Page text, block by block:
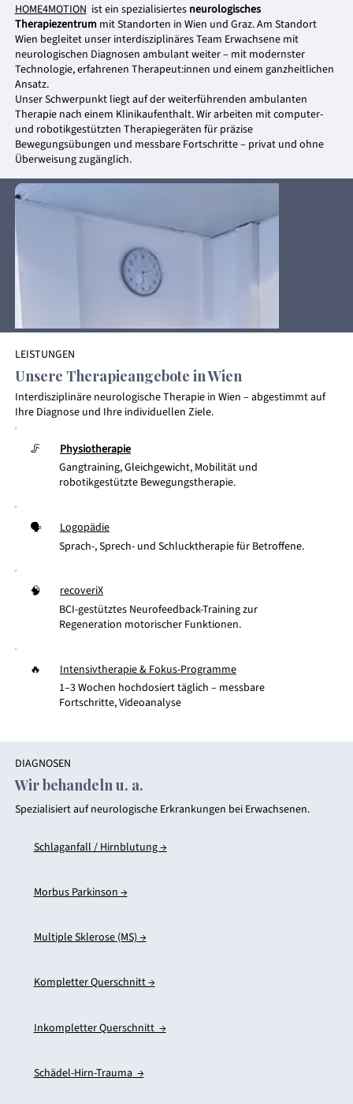
HOME4MOTION ist ein spezialisiertes neurologisches
Therapiezentrum mit Standorten in Wien und Graz. Am Standort
Wien begleitet unser interdisziplinäres Team Erwachsene mit
neurologischen Diagnosen ambulant weiter – mit modernster
Technologie, erfahrenen Therapeut:innen und einem ganzheitlichen
Ansatz.
Unser Schwerpunkt liegt auf der weiterführenden ambulanten
Therapie nach einem Klinikaufenthalt. Wir arbeiten mit computer-
und robotikgestützten Therapiegeräten für präzise
Bewegungsübungen und messbare Fortschritte – privat und ohne
Überweisung zugänglich.
LEISTUNGEN
Unsere Therapieangebote in Wien
Interdisziplinäre neurologische Therapie in Wien – abgestimmt auf
Ihre Diagnose und Ihre individuellen Ziele.
🦵
Physiotherapie
Gangtraining, Gleichgewicht, Mobilität und
robotikgestützte Bewegungstherapie.
🗣
Logopädie
Sprach-, Sprech- und Schlucktherapie für Betroffene.
🧠
recoveriX
BCI-gestütztes Neurofeedback-Training zur
Regeneration motorischer Funktionen.
🔥
Intensivtherapie & Fokus-Programme
1–3 Wochen hochdosiert täglich – messbare
Fortschritte, Videoanalyse
DIAGNOSEN
Wir behandeln u. a.
Spezialisiert auf neurologische Erkrankungen bei Erwachsenen.
Schlaganfall / Hirnblutung →
Morbus Parkinson →
Multiple Sklerose (MS) →
Kompletter Querschnitt →
Inkompletter Querschnitt →
Schädel-Hirn-Trauma →